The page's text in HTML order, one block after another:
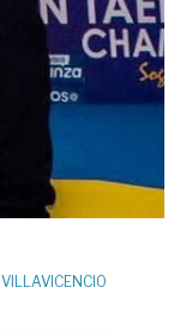
VILLAVICENCIO